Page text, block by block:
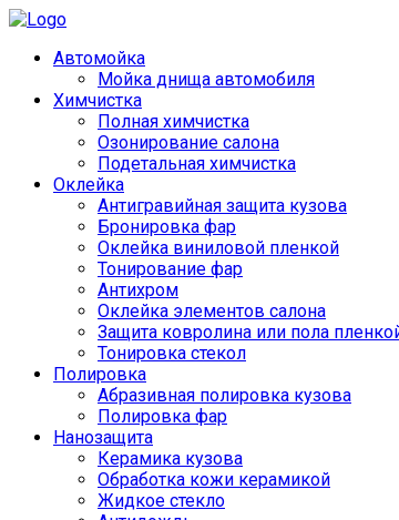
Автомойка
Мойка днища автомобиля
Химчистка
Полная химчистка
Озонирование салона
Подетальная химчистка
Оклейка
Антигравийная защита кузова
Бронировка фар
Оклейка виниловой пленкой
Тонирование фар
Антихром
Оклейка элементов салона
Защита ковролина или пола
Тонировка стекол
Полировка
Абразивная полировка кузова
Полировка фар
Нанозащита
Керамика кузова
Обработка кожи керамикой
Жидкое стекло